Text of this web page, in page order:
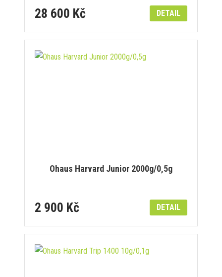
28 600 Kč DETAIL
Ohaus Harvard Junior 2000g/0,5g
2 900 Kč DETAIL